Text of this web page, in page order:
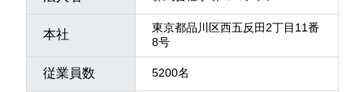
本社
東京都品川区西五反田2丁目11番
8号
従業員数 5200名